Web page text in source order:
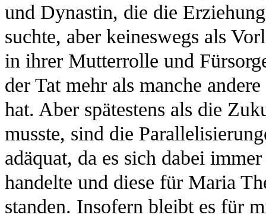
und Dynastin, die die
suchte, aber keineswegs als
in ihrer Mutterrolle und
der Tat mehr als manche
hat. Aber spätestens als die
musste, sind die
adäquat, da es sich dabei
handelte und diese für Maria
standen. Insofern bleibt es für